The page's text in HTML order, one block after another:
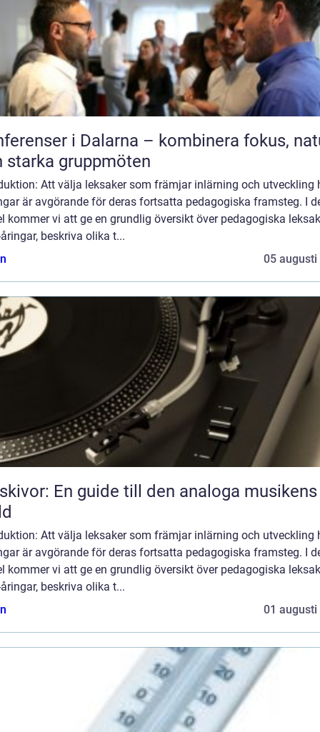
i Dalarna – kombinera fokus,
starka gruppmöten
Att välja leksaker som främjar inlärning och utveckling
är avgörande för deras fortsatta pedagogiska framsteg. I
kommer vi att ge en grundlig översikt över pedagogiska
beskriva olika t...
05 augusti
En guide till den analoga musikens
Att välja leksaker som främjar inlärning och utveckling
är avgörande för deras fortsatta pedagogiska framsteg. I
kommer vi att ge en grundlig översikt över pedagogiska
beskriva olika t...
01 augusti